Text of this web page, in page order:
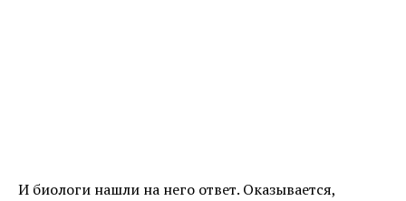
И биологи нашли на него ответ. Оказывается,